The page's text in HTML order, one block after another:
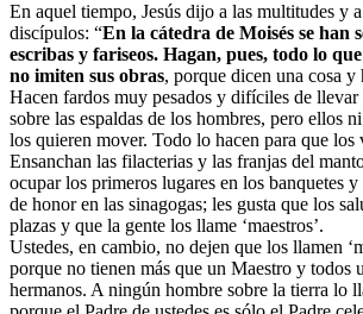
En aquel tiempo, Jesús dijo a las multitudes y
discípulos: “En la cátedra de Moisés se han
escribas y fariseos. Hagan, pues, todo lo
no imiten sus obras, porque dicen una cosa y
Hacen fardos muy pesados y difíciles de llevar
sobre las espaldas de los hombres, pero ellos
los quieren mover. Todo lo hacen para que los
Ensanchan las filacterias y las franjas del
ocupar los primeros lugares en los banquetes y
de honor en las sinagogas; les gusta que los
plazas y que la gente los llame ‘maestros’.
Ustedes, en cambio, no dejen que los llamen
porque no tienen más que un Maestro y todos
hermanos. A ningún hombre sobre la tierra lo